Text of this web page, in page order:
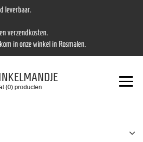
leverbaar.
verzendkosten.
in onze winkel in Rosmalen.
(0) producten